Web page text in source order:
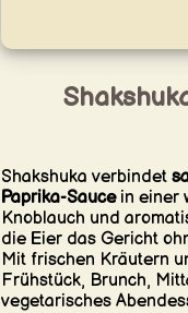
Shakshuka verbindet
Paprika-Saucein einer
Knoblauch und
die Eier das Gericht
Mit frischen Kräutern
Frühstück, Brunch,
vegetarisches